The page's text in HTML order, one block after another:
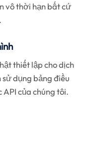
vô thời hạn bất cứ
thiết lập cho dịch
dụng bảng điều
API của chúng tôi.